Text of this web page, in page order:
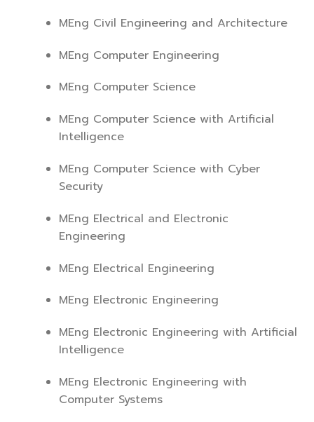
MEng Civil Engineering and Architecture
MEng Computer Engineering
MEng Computer Science
MEng Computer Science with Artificial
Intelligence
MEng Computer Science with Cyber
Security
MEng Electrical and Electronic
Engineering
MEng Electrical Engineering
MEng Electronic Engineering
MEng Electronic Engineering with Artificial
Intelligence
MEng Electronic Engineering with
Computer Systems